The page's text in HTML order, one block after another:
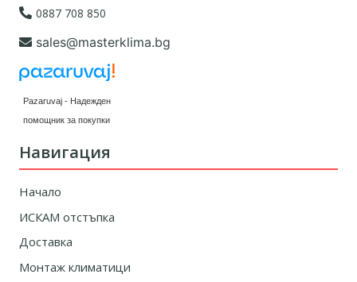
0887 708 850
sales@masterklima.bg
Pazaruvaj - Надежден
помощник за покупки
Навигация
Начало
ИСКАМ отстъпка
Доставка
Монтаж климатици